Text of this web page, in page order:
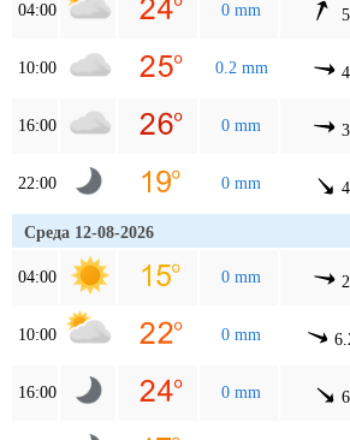
04:00 0 mm
10:00 0.2 mm
16:00 0 mm
22:00 0 mm
Среда 12-08-2026
04:00 0 mm
10:00 0 mm
16:00 0 mm